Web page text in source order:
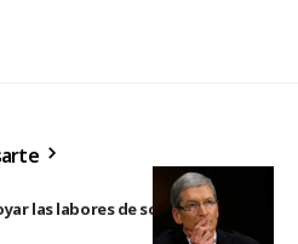
las labores de socorro tras el